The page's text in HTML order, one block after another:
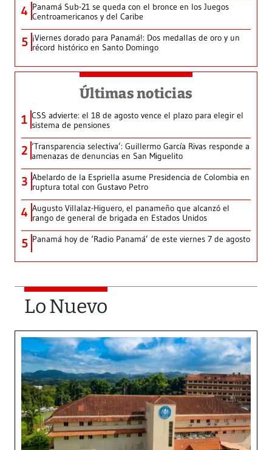
4 Panamá Sub-21 se queda con el bronce en los Juegos
Centroamericanos y del Caribe
5 ¡Viernes dorado para Panamá!: Dos medallas de oro y un
récord histórico en Santo Domingo
Últimas noticias
1 CSS advierte: el 18 de agosto vence el plazo para elegir el
sistema de pensiones
2 ‘Transparencia selectiva’: Guillermo García Rivas responde a
amenazas de denuncias en San Miguelito
3 Abelardo de la Espriella asume Presidencia de Colombia en
ruptura total con Gustavo Petro
4 Augusto Villalaz-Higuero, el panameño que alcanzó el
rango de general de brigada en Estados Unidos
5 Panamá hoy de ‘Radio Panamá’ de este viernes 7 de agosto
Lo Nuevo